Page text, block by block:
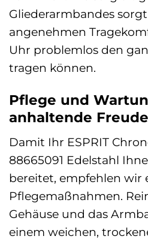
Gliederarmbandes
angenehmen
Uhr problemlos den
tragen können.
Pflege und
anhaltende Freude
Damit Ihr ESPRIT
88665091 Edelstahl
bereitet, empfehlen wir
Pflegemaßnahmen.
Gehäuse und das
einem weichen,